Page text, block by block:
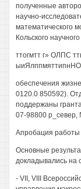
полученные
научно-
математического
Кольского
ттогмтт г» ОЛПС
обеспечения
0120.0 850592).
поддержаны
07-98800
Апробация работы
Основные
докладывались на
- VII, VIII